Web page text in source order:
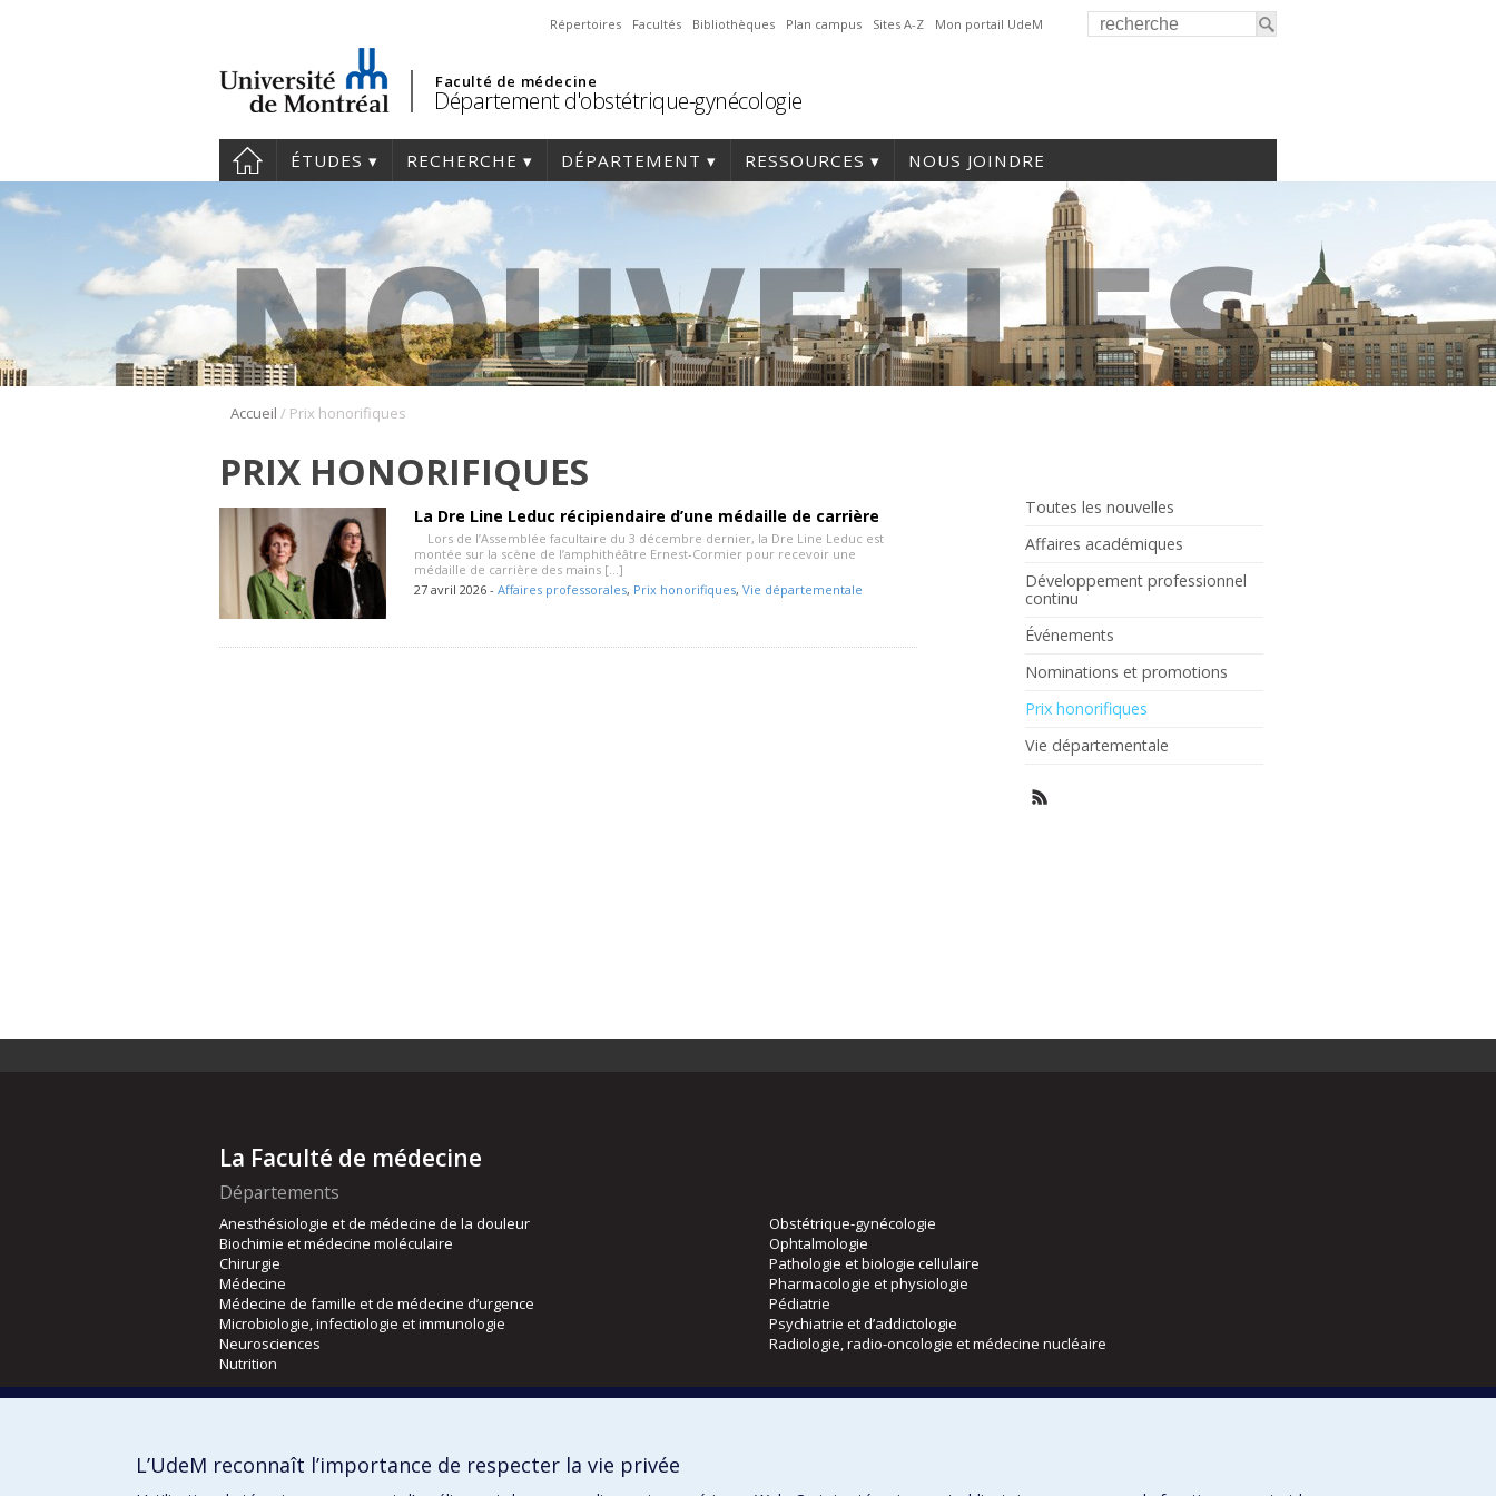
Répertoires Facultés Bibliothèques Plan campus Sites A-Z Mon portail UdeM
Faculté de médecine
Département d'obstétrique-gynécologie
ÉTUDES RECHERCHE DÉPARTEMENT RESSOURCES NOUS JOINDRE
Accueil / Prix honorifiques
PRIX HONORIFIQUES
La Dre Line Leduc récipiendaire d’une médaille de carrière
Lors de l’Assemblée facultaire du 3 décembre dernier, la Dre Line Leduc est
montée sur la scène de l’amphithéâtre Ernest-Cormier pour recevoir une
médaille de carrière des mains […]
27 avril 2026 - Affaires professorales, Prix honorifiques, Vie départementale
Toutes les nouvelles
Affaires académiques
Développement professionnel
continu
Événements
Nominations et promotions
Prix honorifiques
Vie départementale
La Faculté de médecine
Départements
Anesthésiologie et de médecine de la douleur
Biochimie et médecine moléculaire
Chirurgie
Médecine
Médecine de famille et de médecine d’urgence
Microbiologie, infectiologie et immunologie
Neurosciences
Nutrition
Obstétrique-gynécologie
Ophtalmologie
Pathologie et biologie cellulaire
Pharmacologie et physiologie
Pédiatrie
Psychiatrie et d’addictologie
Radiologie, radio-oncologie et médecine nucléaire
Orthophonie et audiologie
L’UdeM reconnaît l’importance de respecter la vie privée